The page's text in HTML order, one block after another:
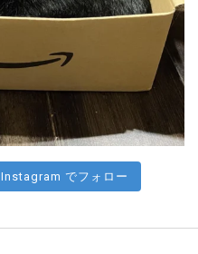
Instagram でフォロー